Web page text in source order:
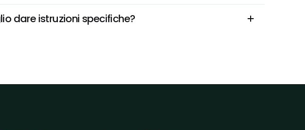
dare istruzioni specifiche?